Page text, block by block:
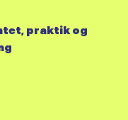
praktik og